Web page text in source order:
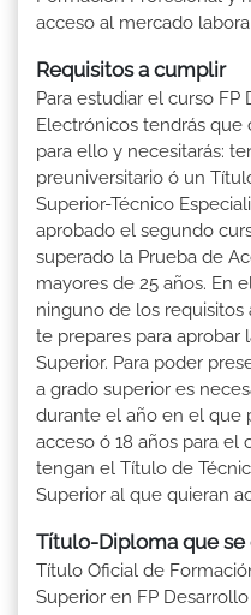
acceso al mercado
Requisitos a cumplir
Para estudiar el curso
Electrónicos tendrás que
para ello y necesitarás:
preuniversitario ó un
Superior-Técnico
aprobado el segundo
superado la Prueba de
mayores de 25 años. En
ninguno de los requisitos
te prepares para aprobar
Superior. Para poder
a grado superior es
durante el año en el que
acceso ó 18 años para el
tengan el Título de
Superior al que quieran
Título-Diploma que se
Título Oficial de
Superior en FP